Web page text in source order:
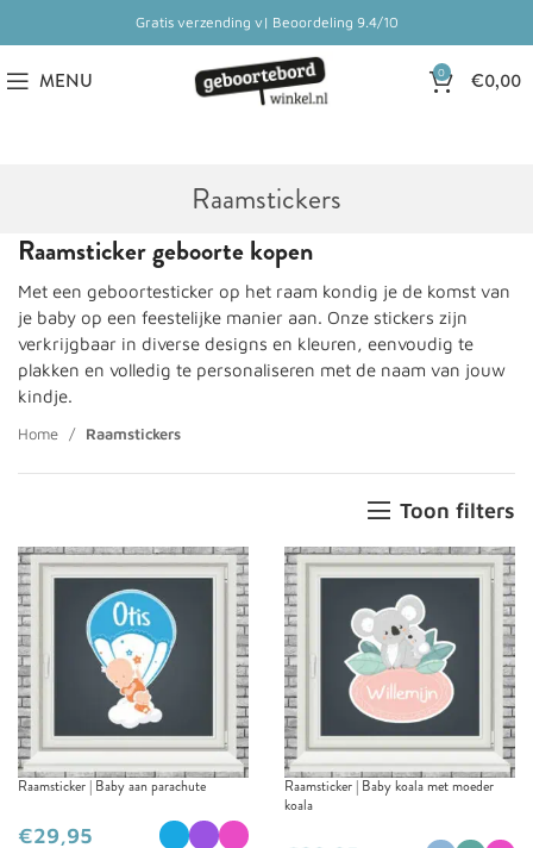
Gratis verzending v| Beoordeling 9.4/10
MENU 0 €0,00
Raamstickers
Raamsticker geboorte kopen
Met een geboortesticker op het raam kondig je de komst van
je baby op een feestelijke manier aan. Onze stickers zijn
verkrijgbaar in diverse designs en kleuren, eenvoudig te
plakken en volledig te personaliseren met de naam van jouw
kindje.
Home Raamstickers
Toon filters
Raamsticker | Baby aan parachute
€
Raamsticker | Baby koala met moeder
koala